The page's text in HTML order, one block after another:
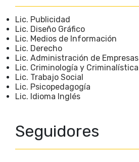
Lic. Publicidad
Lic. Diseño Gráfico
Lic. Medios de Información
Lic. Derecho
Lic. Administración de Empresas
Lic. Criminología y Criminalística
Lic. Trabajo Social
Lic. Psicopedagogía
Lic. Idioma Inglés
Seguidores